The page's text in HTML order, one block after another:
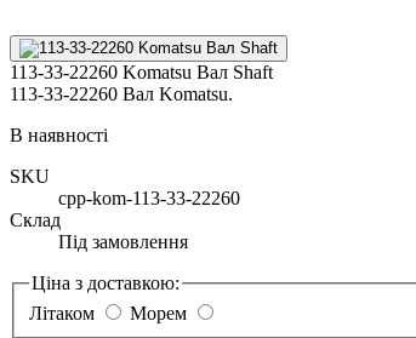
113-33-22260 Komatsu Вал Shaft
113-33-22260 Вал Komatsu.
В наявності
SKU
cpp-kom-113-33-22260
Склад
Під замовлення
Ціна з доставкою:
Літаком
Морем